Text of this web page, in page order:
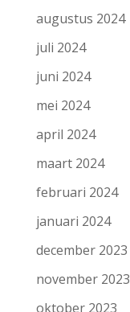
augustus 2024
juli 2024
juni 2024
mei 2024
april 2024
maart 2024
februari 2024
januari 2024
december 2023
november 2023
oktober 2023